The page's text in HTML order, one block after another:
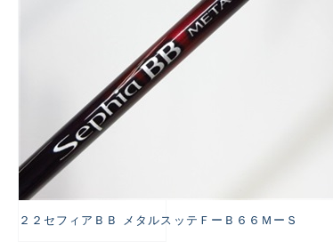
２２セフィアＢＢ メタルスッテＦーＢ６６ＭーＳ